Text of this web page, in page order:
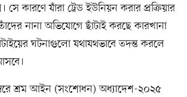
কারণে যাঁরা ট্রেড ইউনিয়ন করার প্রক্রিয়ার
নানা অভিযোগে ছাঁটাই করছে কারখানা
ঘটনাগুলো যথাযথভাবে তদন্ত করলে
শ্রম আইন (সংশোধন) অধ্যাদেশ-২০২৫